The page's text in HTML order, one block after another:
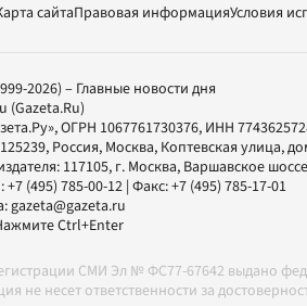
сайтаПравовая информацияУсловия
2026) – Главные новости дня
(Gazeta.Ru)
, ОГРН 1067761730376, ИНН
Россия, Москва, Коптевская улица,
117105, г. Москва, Варшавское
+7 (495) 785-00-12 | Факс:+7 (495) 785-17-01
gazeta@gazeta.ru
Ctrl+Enter
СМИ Эл № ФС77-67642 выдано
не несет ответственности за